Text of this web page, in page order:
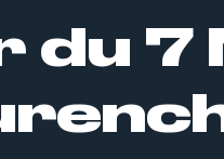
du 7